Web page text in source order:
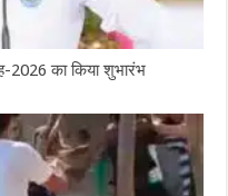
का किया शुभारंभ